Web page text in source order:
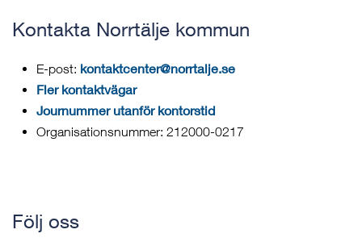
Kontakta Norrtälje kommun
E-post: kontaktcenter@norrtalje.se
Fler kontaktvägar
Journummer utanför kontorstid
Organisationsnummer: 212000-0217
Följ oss